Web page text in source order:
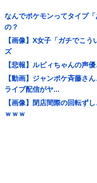
なんでポケモンってタイプ
の？
【画像】X女子「ガチでこ
ズ
【悲報】ルビィちゃんの声
【動画】ジャンポケ斉藤さ
ライブ配信がヤ...
【画像】閉店間際の回転ず
ｗｗｗ